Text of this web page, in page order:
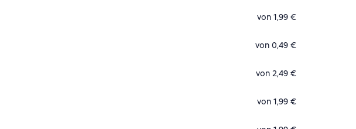
von 1,99 €
von 0,49 €
von 2,49 €
von 1,99 €